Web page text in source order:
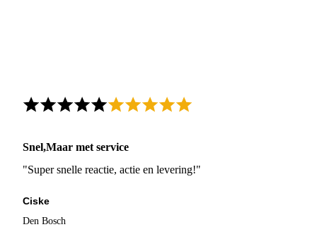
Snel,Maar met service
"Super snelle reactie, actie en levering!"
Ciske
Den Bosch